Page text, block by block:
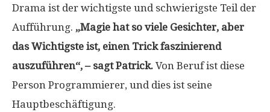
Drama ist der wichtigste und schwierigste Teil der
Aufführung. „Magie hat so viele Gesichter, aber
das Wichtigste ist, einen Trick faszinierend
auszuführen“, – sagt Patrick. Von Beruf ist diese
Person Programmierer, und dies ist seine
Hauptbeschäftigung.